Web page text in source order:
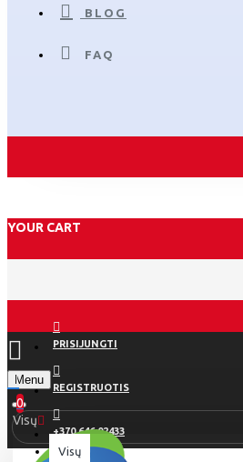
BLOG
FAQ
YOUR CART
PRISIJUNGTI
REGISTRUOTIS
+370 646 02433
Menu
0
Visų
Visų